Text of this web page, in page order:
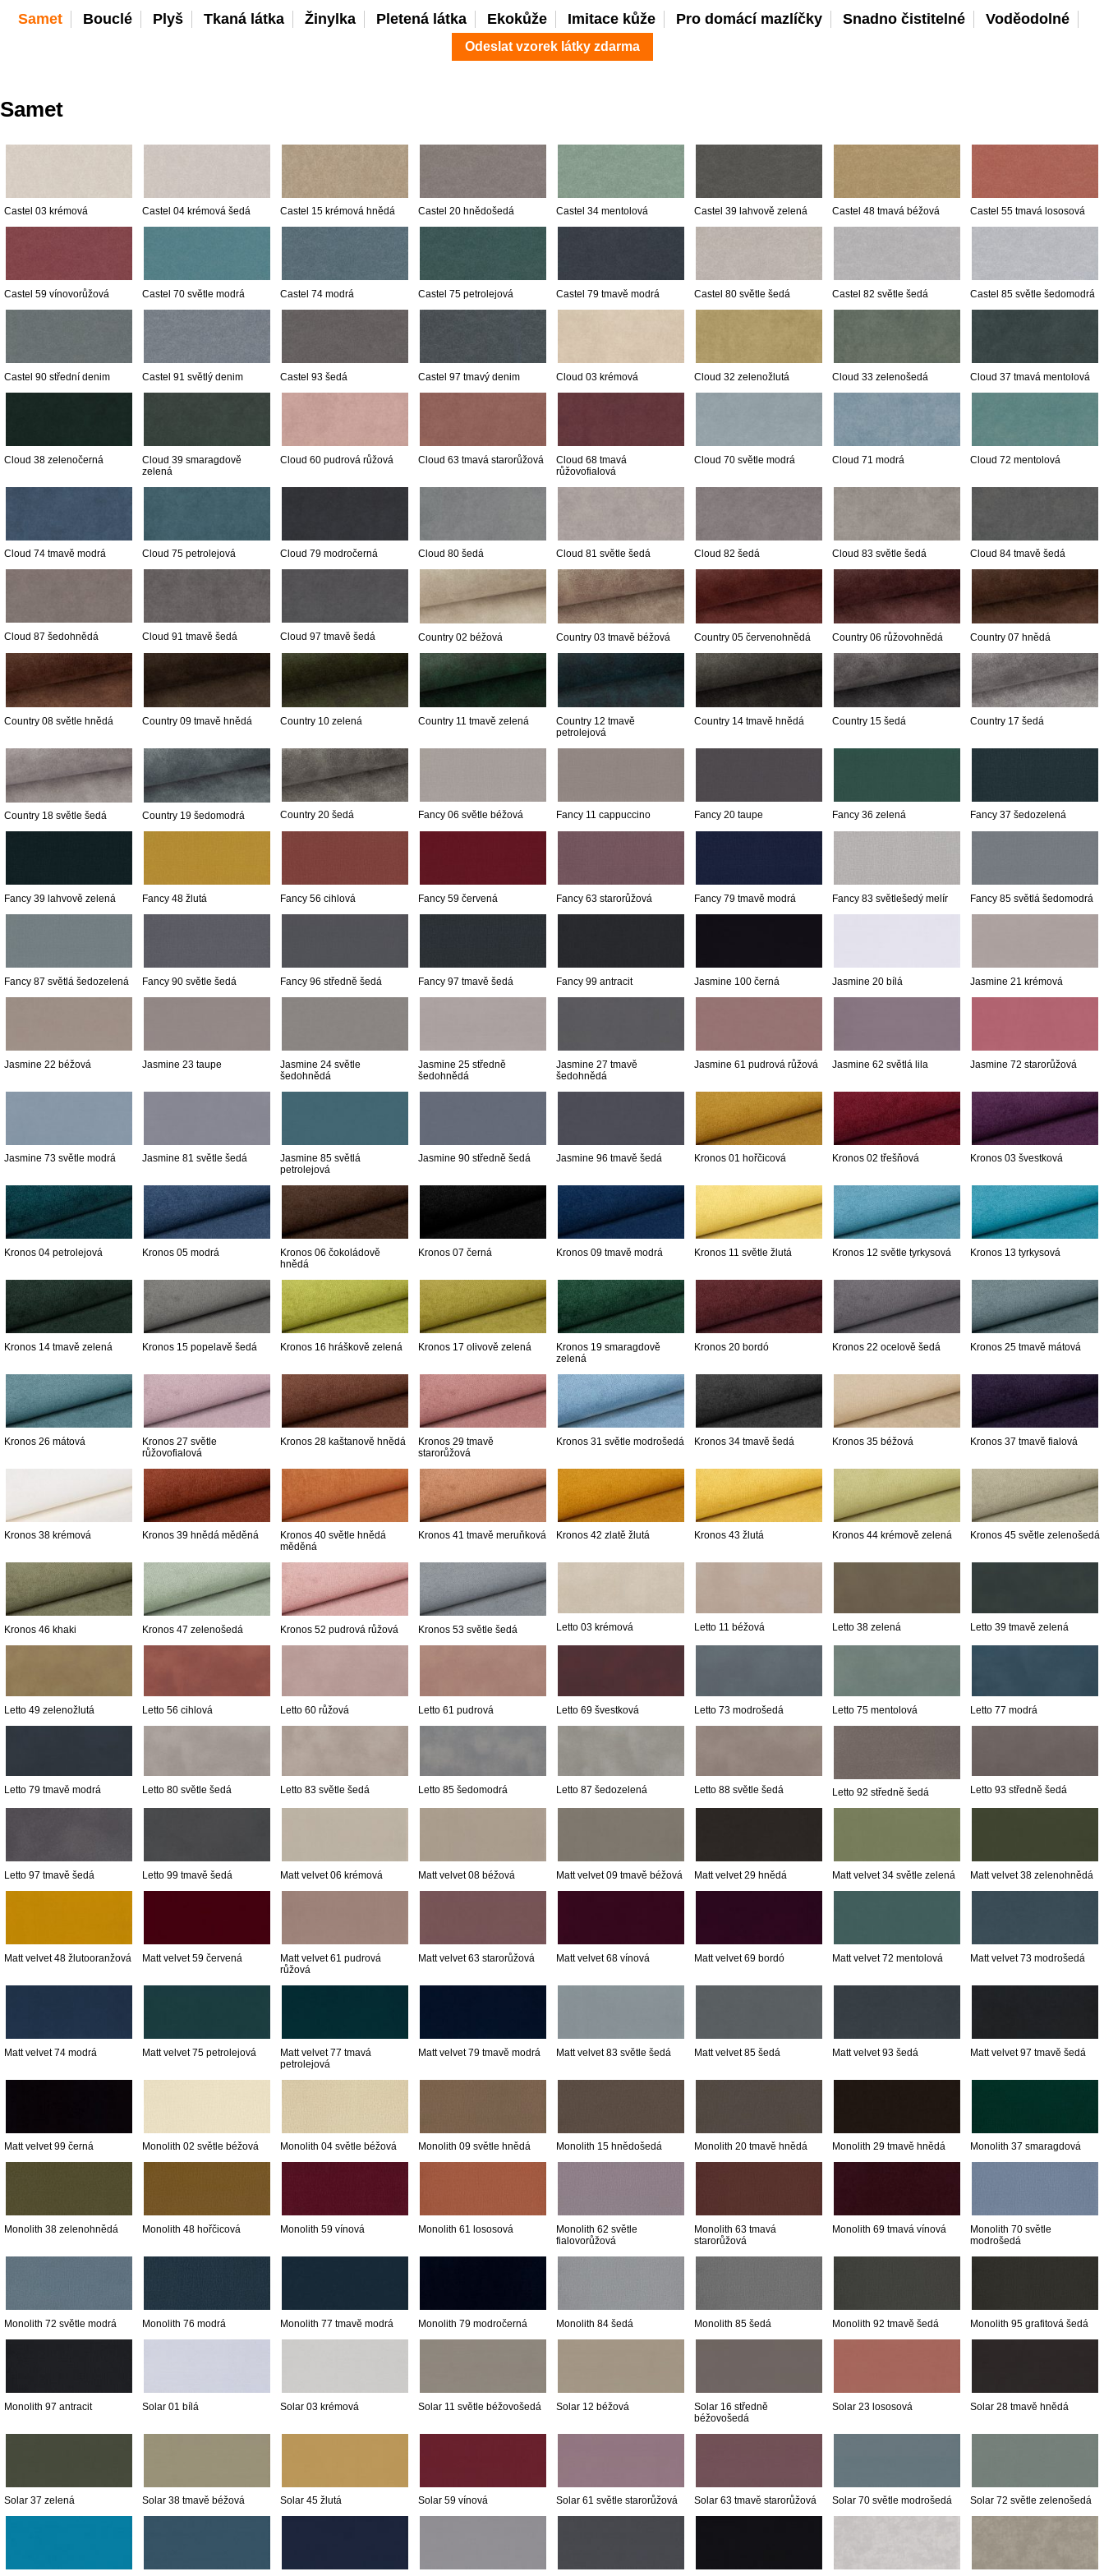
Samet Bouclé Plyš Tkaná látka Žinylka Pletená látka Ekokůže Imitace kůže Pro domácí mazlíčky Snadno čistitelné Voděodolné
Odeslat vzorek látky zdarma
Samet
Castel 03 krémová Castel 04 krémová šedá Castel 15 krémová hnědá Castel 20 hnědošedá Castel 34 mentolová Castel 39 lahvově zelená Castel 48 tmavá béžová Castel 55 tmavá lososová
Castel 59 vínovorůžová Castel 70 světle modrá Castel 74 modrá Castel 75 petrolejová Castel 79 tmavě modrá Castel 80 světle šedá Castel 82 světle šedá Castel 85 světle šedomodrá
Castel 90 střední denim Castel 91 světlý denim Castel 93 šedá Castel 97 tmavý denim Cloud 03 krémová Cloud 32 zelenožlutá Cloud 33 zelenošedá Cloud 37 tmavá mentolová
Cloud 38 zelenočerná
Cloud 39 smaragdově
zelená
Cloud 60 pudrová růžová Cloud 63 tmavá starorůžová
Cloud 68 tmavá
růžovofialová
Cloud 70 světle modrá Cloud 71 modrá Cloud 72 mentolová
Cloud 74 tmavě modrá Cloud 75 petrolejová Cloud 79 modročerná Cloud 80 šedá Cloud 81 světle šedá Cloud 82 šedá Cloud 83 světle šedá Cloud 84 tmavě šedá
Cloud 87 šedohnědá Cloud 91 tmavě šedá Cloud 97 tmavě šedá Country 02 béžová Country 03 tmavě béžová Country 05 červenohnědá Country 06 růžovohnědá Country 07 hnědá
Country 08 světle hnědá Country 09 tmavě hnědá Country 10 zelená Country 11 tmavě zelená
Country 12 tmavě
petrolejová
Country 14 tmavě hnědá Country 15 šedá Country 17 šedá
Country 18 světle šedá Country 19 šedomodrá Country 20 šedá Fancy 06 světle béžová Fancy 11 cappuccino Fancy 20 taupe Fancy 36 zelená Fancy 37 šedozelená
Fancy 39 lahvově zelená Fancy 48 žlutá Fancy 56 cihlová Fancy 59 červená Fancy 63 starorůžová Fancy 79 tmavě modrá Fancy 83 světlešedý melír Fancy 85 světlá šedomodrá
Fancy 87 světlá šedozelená Fancy 90 světle šedá Fancy 96 středně šedá Fancy 97 tmavě šedá Fancy 99 antracit Jasmine 100 černá Jasmine 20 bílá Jasmine 21 krémová
Jasmine 22 béžová Jasmine 23 taupe
Jasmine 24 světle
šedohnědá
Jasmine 25 středně
šedohnědá
Jasmine 27 tmavě
šedohnědá
Jasmine 61 pudrová růžová Jasmine 62 světlá lila Jasmine 72 starorůžová
Jasmine 73 světle modrá Jasmine 81 světle šedá
Jasmine 85 světlá
petrolejová
Jasmine 90 středně šedá Jasmine 96 tmavě šedá Kronos 01 hořčicová Kronos 02 třešňová Kronos 03 švestková
Kronos 04 petrolejová Kronos 05 modrá
Kronos 06 čokoládově
hnědá
Kronos 07 černá Kronos 09 tmavě modrá Kronos 11 světle žlutá Kronos 12 světle tyrkysová Kronos 13 tyrkysová
Kronos 14 tmavě zelená Kronos 15 popelavě šedá Kronos 16 hráškově zelená Kronos 17 olivově zelená
Kronos 19 smaragdově
zelená
Kronos 20 bordó Kronos 22 ocelově šedá Kronos 25 tmavě mátová
Kronos 26 mátová
Kronos 27 světle
růžovofialová
Kronos 28 kaštanově hnědá
Kronos 29 tmavě
starorůžová
Kronos 31 světle modrošedá Kronos 34 tmavě šedá Kronos 35 béžová Kronos 37 tmavě fialová
Kronos 38 krémová Kronos 39 hnědá měděná
Kronos 40 světle hnědá
měděná
Kronos 41 tmavě meruňková Kronos 42 zlatě žlutá Kronos 43 žlutá Kronos 44 krémově zelená Kronos 45 světle zelenošedá
Kronos 46 khaki Kronos 47 zelenošedá Kronos 52 pudrová růžová Kronos 53 světle šedá Letto 03 krémová Letto 11 béžová Letto 38 zelená Letto 39 tmavě zelená
Letto 49 zelenožlutá Letto 56 cihlová Letto 60 růžová Letto 61 pudrová Letto 69 švestková Letto 73 modrošedá Letto 75 mentolová Letto 77 modrá
Letto 79 tmavě modrá Letto 80 světle šedá Letto 83 světle šedá Letto 85 šedomodrá Letto 87 šedozelená Letto 88 světle šedá Letto 92 středně šedá Letto 93 středně šedá
Letto 97 tmavě šedá Letto 99 tmavě šedá Matt velvet 06 krémová Matt velvet 08 béžová Matt velvet 09 tmavě béžová Matt velvet 29 hnědá Matt velvet 34 světle zelená Matt velvet 38 zelenohnědá
Matt velvet 48 žlutooranžová Matt velvet 59 červená
Matt velvet 61 pudrová
růžová
Matt velvet 63 starorůžová Matt velvet 68 vínová Matt velvet 69 bordó Matt velvet 72 mentolová Matt velvet 73 modrošedá
Matt velvet 74 modrá Matt velvet 75 petrolejová
Matt velvet 77 tmavá
petrolejová
Matt velvet 79 tmavě modrá Matt velvet 83 světle šedá Matt velvet 85 šedá Matt velvet 93 šedá Matt velvet 97 tmavě šedá
Matt velvet 99 černá Monolith 02 světle béžová Monolith 04 světle béžová Monolith 09 světle hnědá Monolith 15 hnědošedá Monolith 20 tmavě hnědá Monolith 29 tmavě hnědá Monolith 37 smaragdová
Monolith 38 zelenohnědá Monolith 48 hořčicová Monolith 59 vínová Monolith 61 lososová
Monolith 62 světle
fialovorůžová
Monolith 63 tmavá
starorůžová
Monolith 69 tmavá vínová
Monolith 70 světle
modrošedá
Monolith 72 světle modrá Monolith 76 modrá Monolith 77 tmavě modrá Monolith 79 modročerná Monolith 84 šedá Monolith 85 šedá Monolith 92 tmavě šedá Monolith 95 grafitová šedá
Monolith 97 antracit Solar 01 bílá Solar 03 krémová Solar 11 světle béžovošedá Solar 12 béžová
Solar 16 středně
béžovošedá
Solar 23 lososová Solar 28 tmavě hnědá
Solar 37 zelená Solar 38 tmavě béžová Solar 45 žlutá Solar 59 vínová Solar 61 světle starorůžová Solar 63 tmavě starorůžová Solar 70 světle modrošedá Solar 72 světle zelenošedá